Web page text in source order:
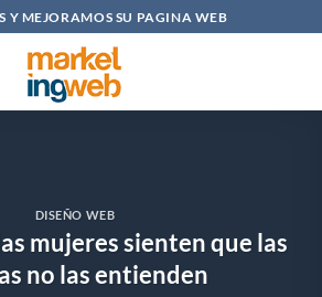
Y MEJORAMOS SU PAGINA WEB
DISEÑO WEB
mujeres sienten que las
no las entienden